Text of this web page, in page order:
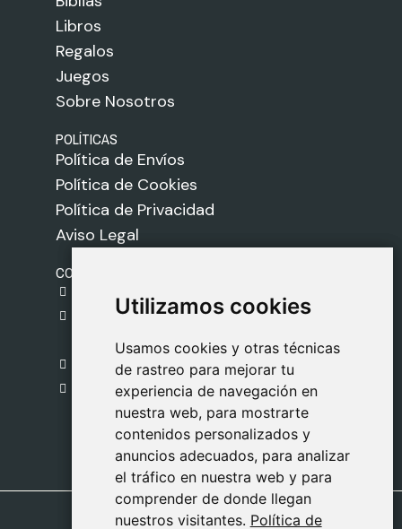
Utilizamos cookies
Usamos cookies y otras técnicas
de rastreo para mejorar tu
experiencia de navegación en
nuestra web, para mostrarte
contenidos personalizados y
anuncios adecuados, para analizar
el tráfico en nuestra web y para
comprender de donde llegan
nuestros visitantes. Política de
Utilizamos cookies
Usamos cookies y otras técnicas
de rastreo para mejorar tu
experiencia de navegación en
nuestra web, para mostrarte
contenidos personalizados y
anuncios adecuados, para analizar
el tráfico en nuestra web y para
comprender de donde llegan
nuestros visitantes. Política de
Libros
Regalos
Juegos
Sobre Nosotros
POLÍTICAS
Política de Envíos
Política de Cookies
Política de Privacidad
Aviso Legal
CONTACTO
C. del Pradillo, 6, 28770 Colmenar Viejo,
Madrid
918 459 877
Lunes a Viernes
09:00 - 13:00